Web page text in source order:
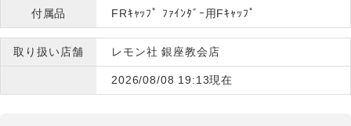
付属品 FRｷｬｯﾌﾟ ﾌｧｲﾝﾀﾞｰ用Fｷｬｯﾌﾟ
取り扱い店舗 レモン社 銀座教会店
2026/08/08 19:13現在